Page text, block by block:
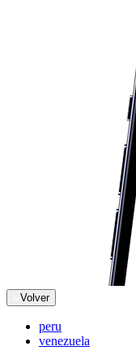
Volver
peru
venezuela